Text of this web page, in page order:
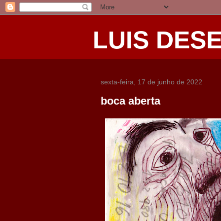
LUIS
sexta-feira, 17 de junho de 2022
boca aberta